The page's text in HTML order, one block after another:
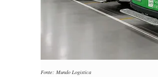
Fonte: Mundo Logística